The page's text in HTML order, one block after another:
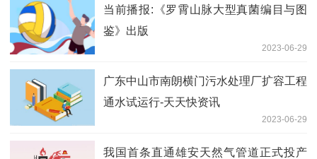
当前播报:《罗霄山脉大型真菌编目与图
鉴》出版
2023-06-29
广东中山市南朗横门污水处理厂扩容工程
通水试运行-天天快资讯
2023-06-29
我国首条直通雄安天然气管道正式投产